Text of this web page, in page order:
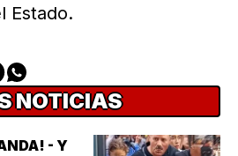
Estado.
NOTICIAS
- Y